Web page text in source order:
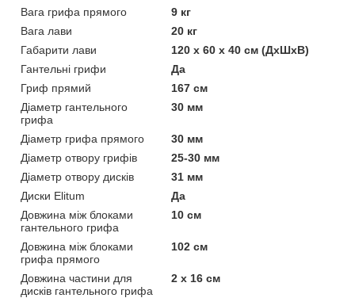
Вага грифа прямого
9 кг
Вага лави
20 кг
Габарити лави
120 x 60 x 40 см (ДхШхВ)
Гантельні грифи
Да
Гриф прямий
167 см
Діаметр гантельного
грифа
30 мм
Діаметр грифа прямого
30 мм
Діаметр отвору грифів
25-30 мм
Діаметр отвору дисків
31 мм
Диски Elitum
Да
Довжина між блоками
гантельного грифа
10 см
Довжина між блоками
грифа прямого
102 см
Довжина частини для
дисків гантельного грифа
2 х 16 см